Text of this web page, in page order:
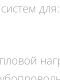
для: